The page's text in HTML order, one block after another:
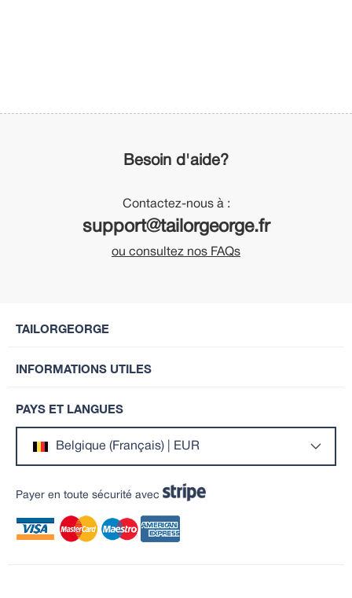
Besoin d'aide?
Contactez-nous à :
support@tailorgeorge.fr
ou consultez nos FAQs
TAILORGEORGE
INFORMATIONS UTILES
PAYS ET LANGUES
Belgique (Français) | EUR
Payer en toute sécurité avec